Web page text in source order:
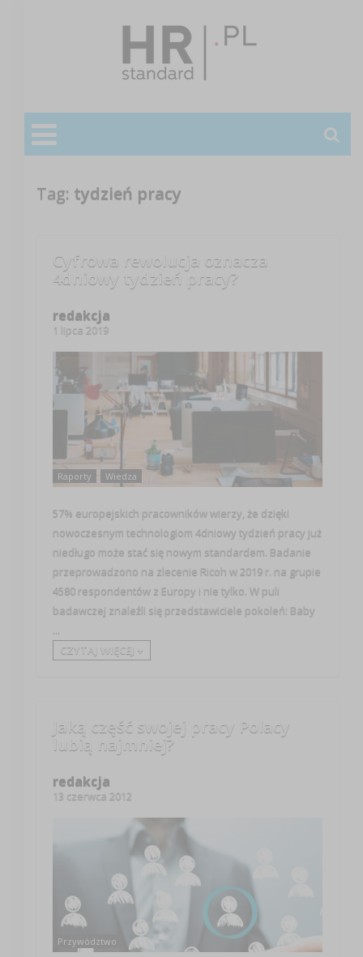
Tag: tydzień pracy
Cyfrowa rewolucja oznacza
4dniowy tydzień pracy?
redakcja
1 lipca 2019
Raporty Wiedza
57% europejskich pracowników wierzy, że dzięki
nowoczesnym technologiom 4dniowy tydzień pracy już
niedługo może stać się nowym standardem. Badanie
przeprowadzono na zlecenie Ricoh w 2019 r. na grupie
4580 respondentów z Europy i nie tylko. W puli
badawczej znaleźli się przedstawiciele pokoleń: Baby
CZYTAJ WIĘCEJ +
Jaką część swojej pracy Polacy
lubią najmniej?
redakcja
13 czerwca 2012
Przywództwo